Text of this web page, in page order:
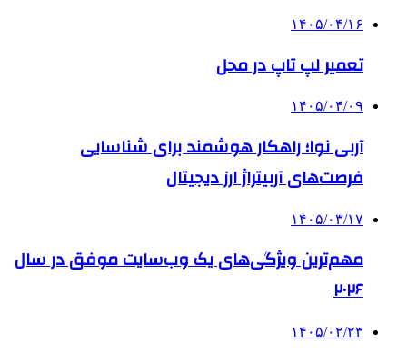
۱۴۰۵/۰۴/۱۶
تعمیر لپ تاپ در محل
۱۴۰۵/۰۴/۰۹
آربی نوا؛ راهکار هوشمند برای شناسایی
فرصت‌های آربیتراژ ارز دیجیتال
۱۴۰۵/۰۳/۱۷
مهم‌ترین ویژگی‌های یک وب‌سایت موفق در سال
۲۰۲۶
۱۴۰۵/۰۲/۲۳